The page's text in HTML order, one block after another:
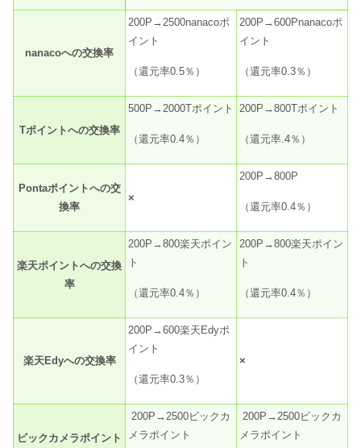
nanacoへの交換率
200P→2500nanacoポ
イント
（還元率0.5％）
200P→600Pnanacoポ
イント
（還元率0.3％）
Tポイントへの交換率
500P→2000Tポイント
（還元率0.4％）
200P→800Tポイント
（還元率.4％）
Pontaポイントへの交
換率
×
200P→800P
（還元率0.4％）
楽天ポイントへの交換
率
200P→800楽天ポイン
ト
（還元率0.4％）
200P→800楽天ポイン
ト
（還元率0.4％）
楽天Edyへの交換率
200P→600楽天Edyポ
イント
（還元率0.3％）
×
ビックカメラポイント
200P→2500ビックカ
メラポイント
200P→2500ビックカ
メラポイント